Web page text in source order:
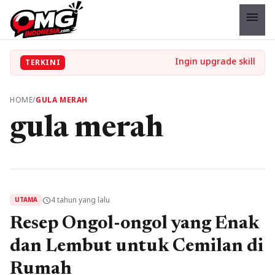
menu
TERKINI
HOME/GULA MERAH
gula merah
UTAMA schedule4 tahun yang lalu
Resep Ongol-ongol yang Enak
dan Lembut untuk Cemilan di
Rumah